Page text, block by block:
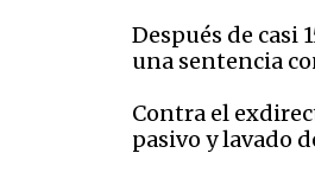
Después de casi
una sentencia
Contra el
pasivo y lavado